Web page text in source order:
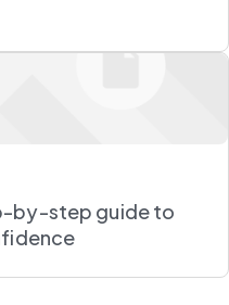
by-step guide to